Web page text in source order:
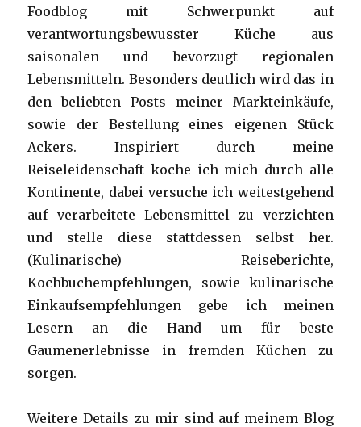
Foodblog mit Schwerpunkt auf
verantwortungsbewusster Küche aus
saisonalen und bevorzugt regionalen
Lebensmitteln. Besonders deutlich wird das in
den beliebten Posts meiner Markteinkäufe,
sowie der Bestellung eines eigenen Stück
Ackers. Inspiriert durch meine
Reiseleidenschaft koche ich mich durch alle
Kontinente, dabei versuche ich weitestgehend
auf verarbeitete Lebensmittel zu verzichten
und stelle diese stattdessen selbst her.
(Kulinarische) Reiseberichte,
Kochbuchempfehlungen, sowie kulinarische
Einkaufsempfehlungen gebe ich meinen
Lesern an die Hand um für beste
Gaumenerlebnisse in fremden Küchen zu
sorgen.
Weitere Details zu mir sind auf meinem Blog